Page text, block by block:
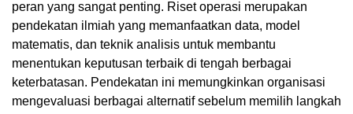
peran yang sangat penting. Riset operasi merupakan
pendekatan ilmiah yang memanfaatkan data, model
matematis, dan teknik analisis untuk membantu
menentukan keputusan terbaik di tengah berbagai
keterbatasan. Pendekatan ini memungkinkan organisasi
mengevaluasi berbagai alternatif sebelum memilih langkah